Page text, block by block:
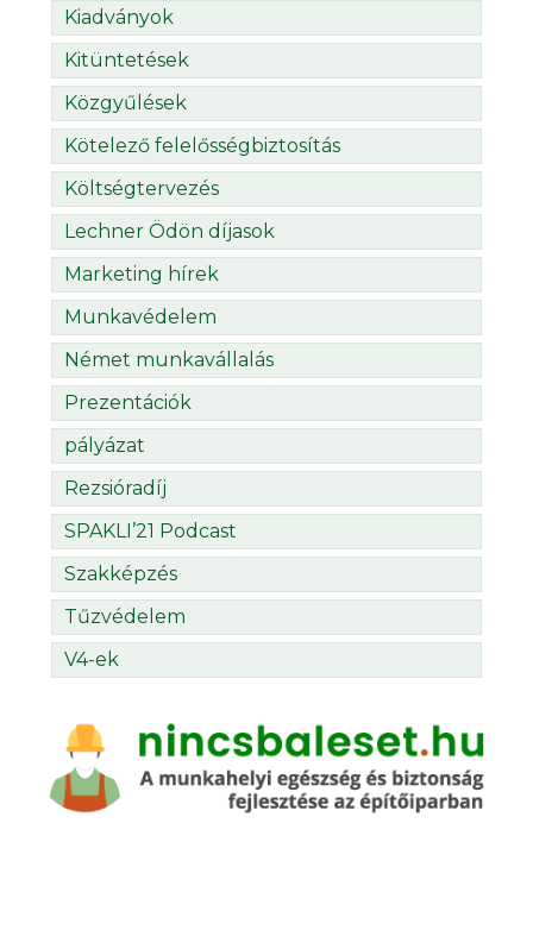
Kiadványok
Kitüntetések
Közgyűlések
Kötelező felelősségbiztosítás
Költségtervezés
Lechner Ödön díjasok
Marketing hírek
Munkavédelem
Német munkavállalás
Prezentációk
pályázat
Rezsióradíj
SPAKLI’21 Podcast
Szakképzés
Tűzvédelem
V4-ek